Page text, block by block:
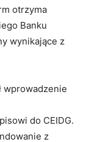
otrzyma
Banku
wynikające z
wprowadzenie
do CEIDG.
z